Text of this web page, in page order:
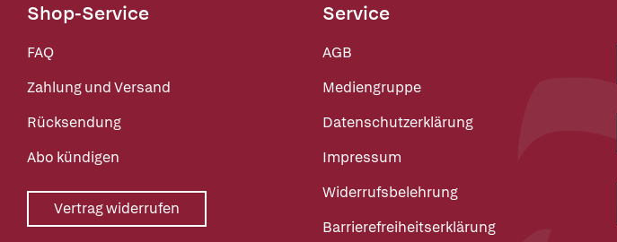
Shop-Service
FAQ
Zahlung und Versand
Rücksendung
Abo kündigen
Vertrag widerrufen
Service
AGB
Mediengruppe
Datenschutzerklärung
Impressum
Widerrufsbelehrung
Barrierefreiheitserklärung